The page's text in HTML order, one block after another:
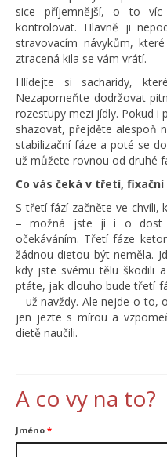
sice příjemnější, o to
kontrolovat. Hlavně ji
stravovacím návykům,
ztracená kila se vám vrátí.
Hlídejte si sacharidy,
Nezapomeňte dodržovat
rozestupy mezi jídly. Pokud i
shazovat, přejděte alespoň
stabilizační fáze a poté se
už můžete rovnou od druhé
Co vás čeká v třetí,
S třetí fází začněte ve chvíli,
– možná jste ji i o dost
očekáváním. Třetí fáze
žádnou dietou být neměla.
kdy jste svému tělu škodili
ptáte, jak dlouho bude třetí
– už navždy. Ale nejde o to,
jen jezte s mírou a
dietě naučili.
A co vy na to?
Jméno *